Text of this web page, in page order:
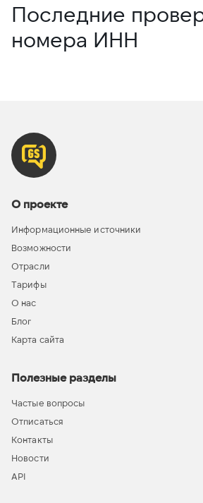
Последние
номера ИНН
О проекте
Информационные источники
Возможности
Отрасли
Тарифы
О нас
Блог
Карта сайта
Полезные разделы
Частые вопросы
Отписаться
Контакты
Новости
API